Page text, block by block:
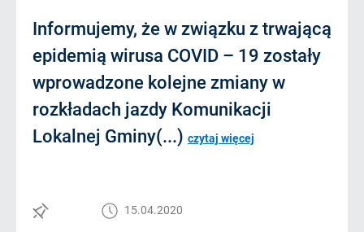
Informujemy, że w związku z trwającą
epidemią wirusa COVID – 19 zostały
wprowadzone kolejne zmiany w
rozkładach jazdy Komunikacji
Lokalnej Gminy(...) czytaj więcej
15.04.2020